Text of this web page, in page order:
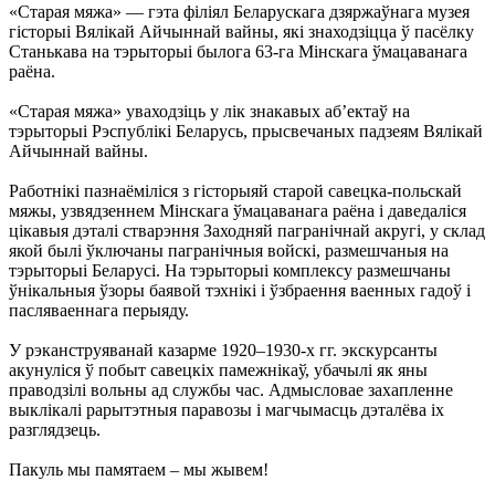
«Старая мяжа» — гэта філіял Беларускага дзяржаўнага музея
гісторыі Вялікай Айчыннай вайны, які знаходзіцца ў пасёлку
Станькава на тэрыторыі былога 63-га Мінскага ўмацаванага
раёна.
«Старая мяжа» уваходзіць у лік знакавых аб’ектаў на
тэрыторыі Рэспублікі Беларусь, прысвечаных падзеям Вялікай
Айчыннай вайны.
Работнікі пазнаёміліся з гісторыяй старой савецка-польскай
мяжы, узвядзеннем Мінскага ўмацаванага раёна і даведаліся
цікавыя дэталі стварэння Заходняй пагранічнай акругі, у склад
якой былі ўключаны пагранічныя войскі, размешчаныя на
тэрыторыі Беларусі. На тэрыторыі комплексу размешчаны
ўнікальныя ўзоры баявой тэхнікі і ўзбраення ваенных гадоў і
пасляваеннага перыяду.
У рэканструяванай казарме 1920–1930-х гг. экскурсанты
акунуліся ў побыт савецкіх памежнікаў, убачылі як яны
праводзілі вольны ад службы час. Адмысловае захапленне
выклікалі рарытэтныя паравозы і магчымасць дэталёва іх
разглядзець.
Пакуль мы памятаем – мы жывем!